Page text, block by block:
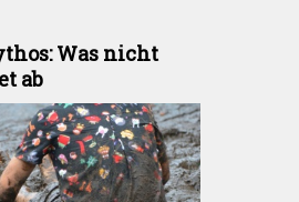
Was nicht
ab